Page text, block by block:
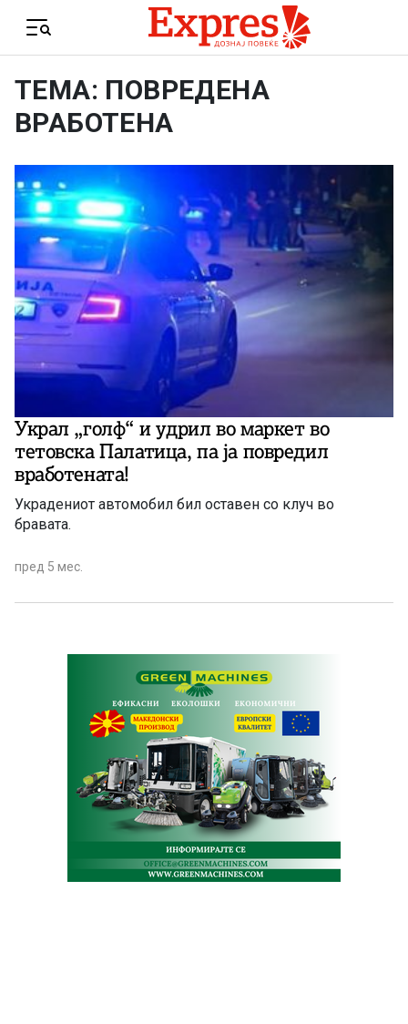
Menu
ТЕМА: ПОВРЕДЕНА
ВРАБОТЕНА
Украл „голф“ и удрил во маркет во
тетовска Палатица, па ја повредил
вработената!
Украдениот автомобил бил оставен со клуч во
бравата.
пред 5 мес.